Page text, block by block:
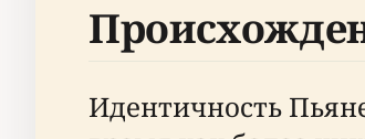
Идентичность